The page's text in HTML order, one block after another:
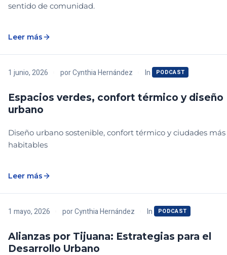
sentido de comunidad.
Leer más
1 junio, 2026 porCynthia Hernández In PODCAST
Espacios verdes, confort térmico y diseño
urbano
Diseño urbano sostenible, confort térmico y ciudades más
habitables
Leer más
1 mayo, 2026 porCynthia Hernández In PODCAST
Alianzas por Tijuana: Estrategias para el
Desarrollo Urbano